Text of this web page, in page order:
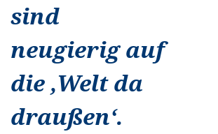
sind
neugierig auf
die ‚Welt da
draußen‘.